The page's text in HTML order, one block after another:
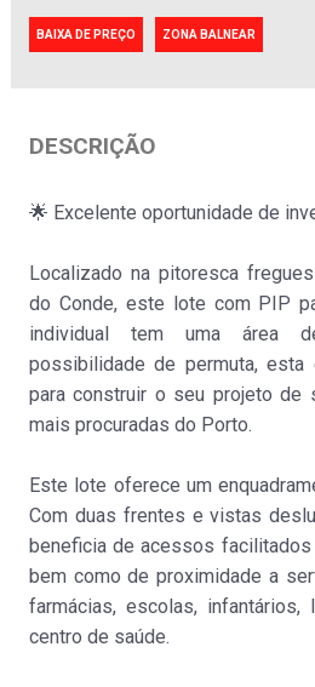
Bagunte, Ferreiró, (...)
Lote para moradia individual
Venda: 95.000€
BAIXA DE PREÇO ZONA BALNEAR
DESCRIÇÃO
🌟 Excelente oportunidade de
Localizado na pitoresca
do Conde, este lote com PIP
individual tem uma área
possibilidade de permuta, esta
para construir o seu projeto de
mais procuradas do Porto.
Este lote oferece um
Com duas frentes e vistas
beneficia de acessos
bem como de proximidade a
farmácias, escolas,
centro de saúde.